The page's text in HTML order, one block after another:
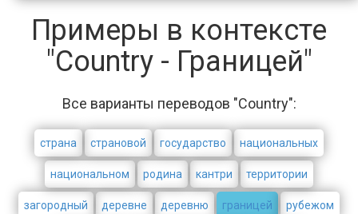
Примеры в контексте
"Country - Границей"
Все варианты переводов "Country":
страна страновой государство национальных
национальном родина кантри территории
загородный деревне деревню границей рубежом